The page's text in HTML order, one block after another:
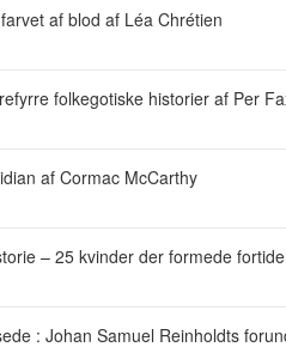
af blod af Léa Chrétien
folkegotiske historier af Per
af Cormac McCarthy
– 25 kvinder der formede
: Johan Samuel Reinholdts